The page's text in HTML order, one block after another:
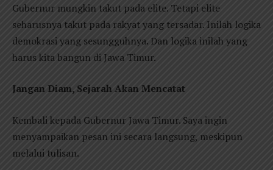
Gubernur mungkin takut pada elite. Tetapi elite
seharusnya takut pada rakyat yang tersadar. Inilah logika
demokrasi yang sesungguhnya. Dan logika inilah yang
harus kita bangun di Jawa Timur.
Jangan Diam, Sejarah Akan Mencatat
Kembali kepada Gubernur Jawa Timur. Saya ingin
menyampaikan pesan ini secara langsung, meskipun
melalui tulisan.